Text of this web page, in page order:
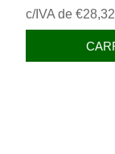
c/IVA de €28,32